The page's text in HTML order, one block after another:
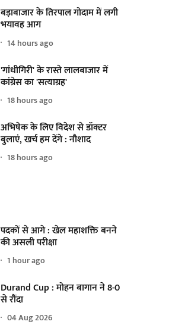
बड़ाबाजार के तिरपाल गोदाम में लगी
भयावह आग
14 hours ago
'गांधीगिरी' के रास्ते लालबाजार में
कांग्रेस का 'सत्याग्रह'
18 hours ago
अभिषेक के लिए विदेश से डॉक्टर
बुलाएं, खर्च हम देंगे : नौशाद
18 hours ago
पदकों से आगे : खेल महाशक्ति बनने
की असली परीक्षा
1 hour ago
Durand Cup : मोहन बागान ने 8-0
से रौंदा
04 Aug 2026